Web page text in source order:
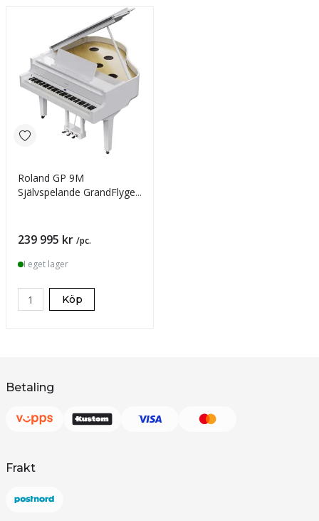
Roland GP 9M
Självspelande GrandFlygel
Pris
239 995 kr /pc.
I eget lager
Köp
Betaling
Frakt